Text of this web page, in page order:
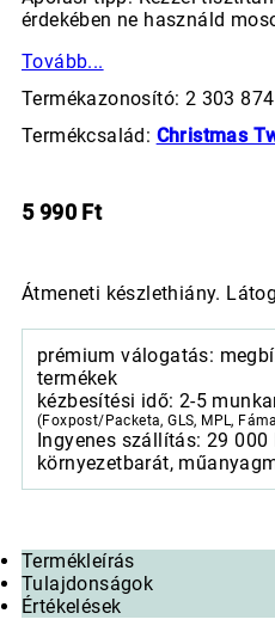
érdekében ne használd
Tovább...
Termékazonosító: 2 303 874
Termékcsalád: Christmas
5 990 Ft
Átmeneti készlethiány.
prémium válogatás:
termékek
kézbesítési idő: 2-5
(Foxpost/Packeta, GLS, MPL,
Ingyenes szállítás: 29 000
környezetbarát,
Termékleírás
Tulajdonságok
Értékelések